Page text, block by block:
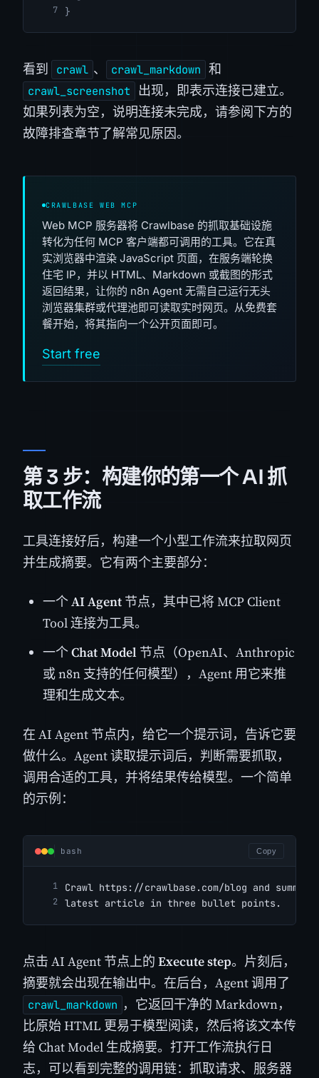
}
看到 crawl 、 crawl_markdown 和
crawl_screenshot
出现，即表示连接已建立。
如果列表为空，说明连接未完成，请参阅下方的
故障排查章节了解常见原因。
CRAWLBASE WEB MCP
Web MCP 服务器将 Crawlbase 的抓取基础设施
转化为任何 MCP 客户端都可调用的工具。它在真
实浏览器中渲染 JavaScript 页面，在服务端轮换
住宅 IP，并以 HTML、Markdown 或截图的形式
返回结果，让你的 n8n Agent 无需自己运行无头
浏览器集群或代理池即可读取实时网页。从免费套
餐开始，将其指向一个公开页面即可。
Start free
第 3 步：构建你的第一个 AI 抓
取工作流
工具连接好后，构建一个小型工作流来拉取网页
并生成摘要。它有两个主要部分：
一个AI Agent 节点，其中已将 MCP Client
Tool 连接为工具。
一个Chat Model 节点（OpenAI、Anthropic
或 n8n 支持的任何模型），Agent 用它来推
理和生成文本。
在 AI Agent 节点内，给它一个提示词，告诉它要
做什么。Agent 读取提示词后，判断需要抓取，
调用合适的工具，并将结果传给模型。一个简单
的示例：
bash Copy
Crawl https://crawlbase.com/blog and
latest article in three bullet points.
点击 AI Agent 节点上的 Execute step。片刻后，
摘要就会出现在输出中。在后台，Agent 调用了
crawl_markdown ，它返回干净的 Markdown，
比原始 HTML 更易于模型阅读，然后将该文本传
给 Chat Model 生成摘要。打开工作流执行日
志，可以看到完整的调用链：抓取请求、服务器